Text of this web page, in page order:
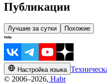
Публикации
Лучшие за сутки Похожие
Настройка языка
© 2006–2026, Habr